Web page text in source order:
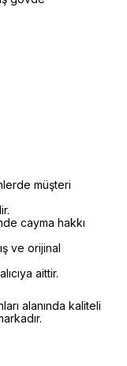
müşteri
cayma hakkı
ve orijinal
aittir.
alanında kaliteli